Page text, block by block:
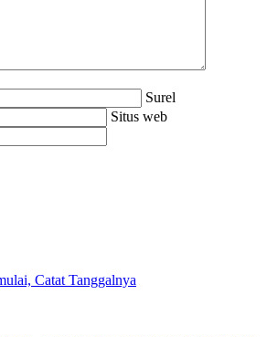
Surel
Situs web
Catat Tanggalnya